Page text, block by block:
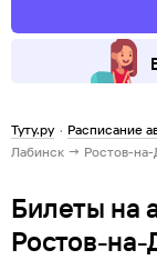
Туту.ру · Расписание
Лабинск → Ростов-на-
Билеты на
Ростов-